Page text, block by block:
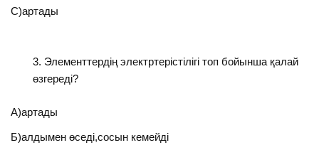
С)артады
Элементтердің электртерістілігі топ бойынша қалай
өзгереді?
А)артады
Б)алдымен өседі,сосын кемейді